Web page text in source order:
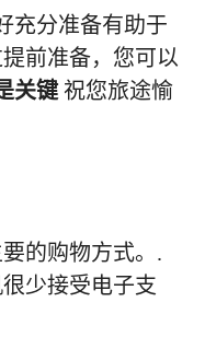
充分准备有助于
前准备，您可以
关键祝您旅途愉
的购物方式。.
少接受电子支